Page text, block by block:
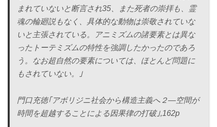
まれていないと断言され35、また死者の崇拝も、霊
魂の輪廻説もなく、具体的な動物は崇敬されていな
いと主張されている。アニミズムの諸要素とは異な
ったトーテミズムの特性を強調したかったのであろ
う。なお超自然の要素については、ほとんど問題に
もされていない。｣
門口充徳｢アボリジニ社会から構造主義へ２―空間が
時間を超越することによる因果律の打破｣,162p